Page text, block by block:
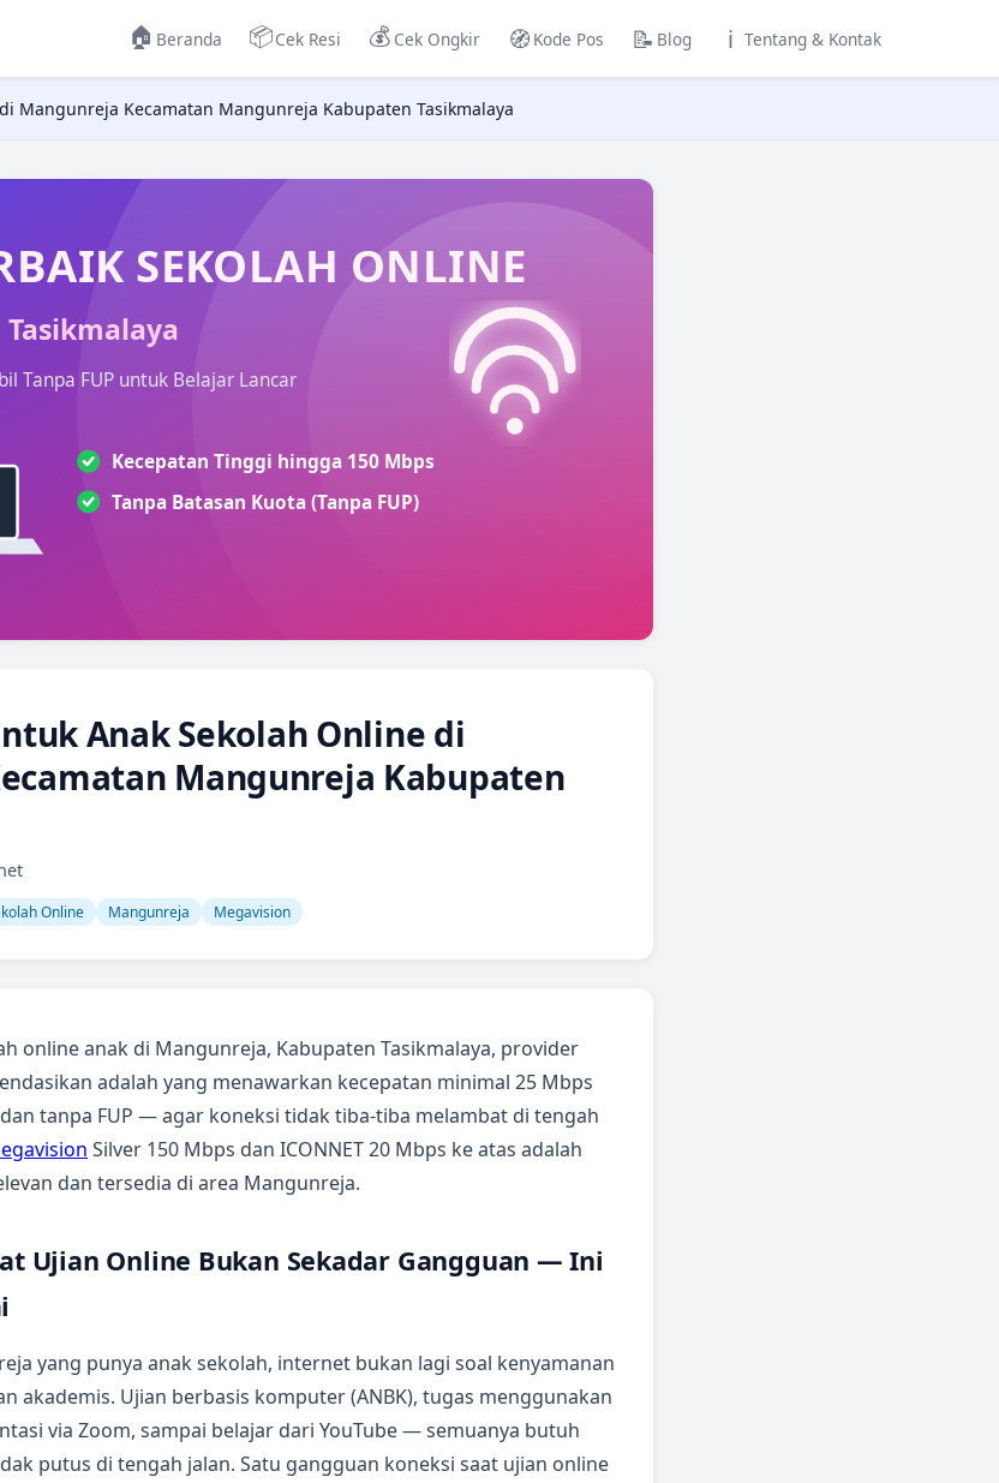
🏠 Beranda 📦Cek Resi 💰 Cek Ongkir 🧭 Kode Pos 📝 Blog ℹ️ Tentang & Kontak
Mangunreja Kecamatan Mangunreja Kabupaten Tasikmalaya
Anak Sekolah Online di
Mangunreja Kabupaten
Online Mangunreja Megavision
online anak di Mangunreja, Kabupaten Tasikmalaya, provider
adalah yang menawarkan kecepatan minimal 25 Mbps
tanpa FUP — agar koneksi tidak tiba-tiba melambat di tengah
Silver 150 Mbps dan ICONNET 20 Mbps ke atas adalah
dan tersedia di area Mangunreja.
Ujian Online Bukan Sekadar Gangguan — Ini
yang punya anak sekolah, internet bukan lagi soal kenyamanan
akademis. Ujian berbasis komputer (ANBK), tugas menggunakan
via Zoom, sampai belajar dari YouTube — semuanya butuh
putus di tengah jalan. Satu gangguan koneksi saat ujian online